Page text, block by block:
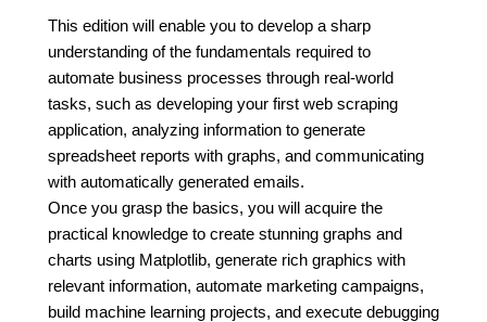
This edition will enable you to develop a sharp
understanding of the fundamentals required to
automate business processes through real-world
tasks, such as developing your first web scraping
application, analyzing information to generate
spreadsheet reports with graphs, and communicating
with automatically generated emails.
Once you grasp the basics, you will acquire the
practical knowledge to create stunning graphs and
charts using Matplotlib, generate rich graphics with
relevant information, automate marketing campaigns,
build machine learning projects, and execute debugging